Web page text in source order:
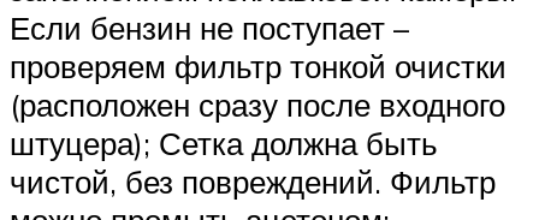
Если бензин не поступает –
проверяем фильтр тонкой очистки
(расположен сразу после входного
штуцера); Сетка должна быть
чистой, без повреждений. Фильтр